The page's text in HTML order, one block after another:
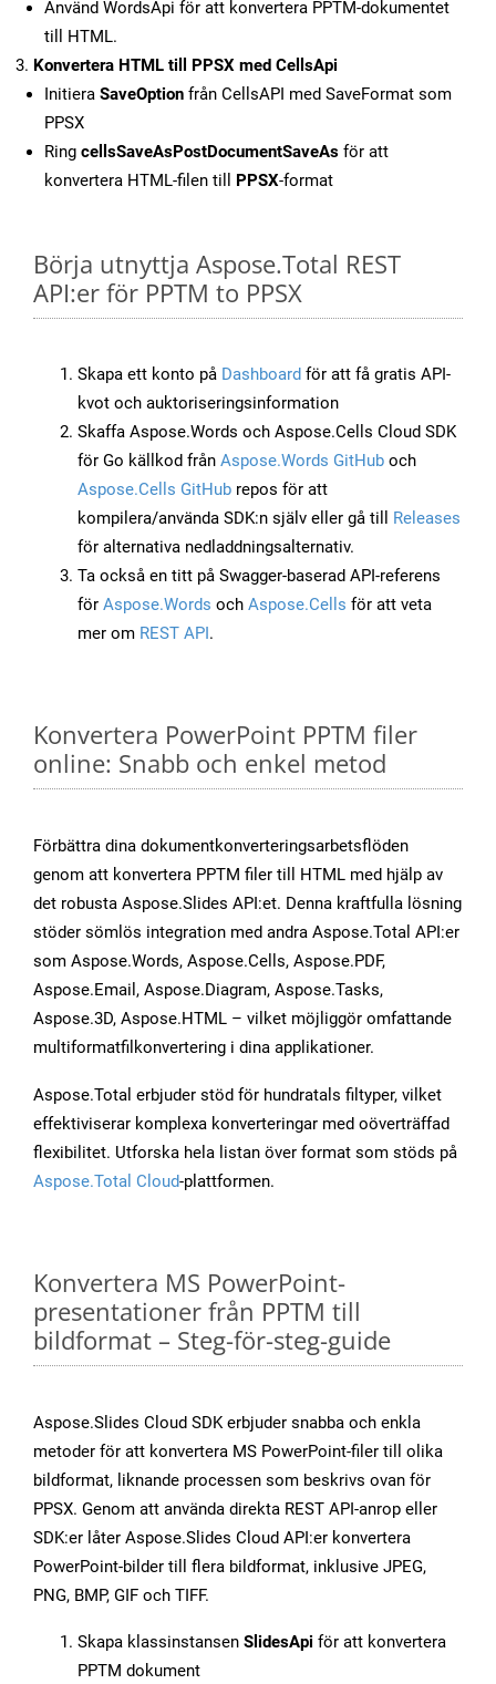
Använd WordsApi för att konvertera PPTM-dokumentet
till HTML.
Konvertera HTML till PPSX med CellsApi
Initiera SaveOption från CellsAPI med SaveFormat som
PPSX
Ring cellsSaveAsPostDocumentSaveAs för att
konvertera HTML-filen till PPSX-format
Börja utnyttja Aspose.Total REST
API:er för PPTM to PPSX
Skapa ett konto på Dashboard för att få gratis API-
kvot och auktoriseringsinformation
Skaffa Aspose.Words och Aspose.Cells Cloud SDK
för Go källkod från Aspose.Words GitHub och
Aspose.Cells GitHub repos för att
kompilera/använda SDK:n själv eller gå till Releases
för alternativa nedladdningsalternativ.
Ta också en titt på Swagger-baserad API-referens
för Aspose.Words och Aspose.Cells för att veta
mer om REST API.
Konvertera PowerPoint PPTM filer
online: Snabb och enkel metod
Förbättra dina dokumentkonverteringsarbetsflöden
genom att konvertera PPTM filer till HTML med hjälp av
det robusta Aspose.Slides API:et. Denna kraftfulla lösning
stöder sömlös integration med andra Aspose.Total API:er
som Aspose.Words, Aspose.Cells, Aspose.PDF,
Aspose.Email, Aspose.Diagram, Aspose.Tasks,
Aspose.3D, Aspose.HTML – vilket möjliggör omfattande
multiformatfilkonvertering i dina applikationer.
Aspose.Total erbjuder stöd för hundratals filtyper, vilket
effektiviserar komplexa konverteringar med oöverträffad
flexibilitet. Utforska hela listan över format som stöds på
Aspose.Total Cloud-plattformen.
Konvertera MS PowerPoint-
presentationer från PPTM till
bildformat – Steg-för-steg-guide
Aspose.Slides Cloud SDK erbjuder snabba och enkla
metoder för att konvertera MS PowerPoint-filer till olika
bildformat, liknande processen som beskrivs ovan för
PPSX. Genom att använda direkta REST API-anrop eller
SDK:er låter Aspose.Slides Cloud API:er konvertera
PowerPoint-bilder till flera bildformat, inklusive JPEG,
PNG, BMP, GIF och TIFF.
Skapa klassinstansen SlidesApi för att konvertera
PPTM dokument